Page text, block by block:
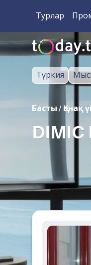
Турлар
Түркия
Басты / Қонақ
DIMIC